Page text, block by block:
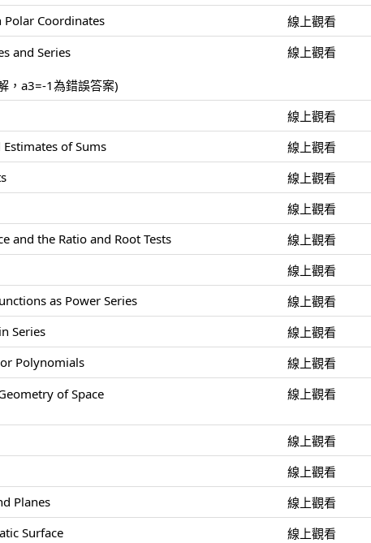
Polar Coordinates
線上觀看
and Series
，a3=-1為錯誤答案)
線上觀看
線上觀看
of Sums
線上觀看
線上觀看
線上觀看
and the Ratio and Root Tests
線上觀看
線上觀看
as Power Series
線上觀看
Series
線上觀看
Polynomials
線上觀看
of Space
線上觀看
線上觀看
線上觀看
Planes
線上觀看
Surface
線上觀看